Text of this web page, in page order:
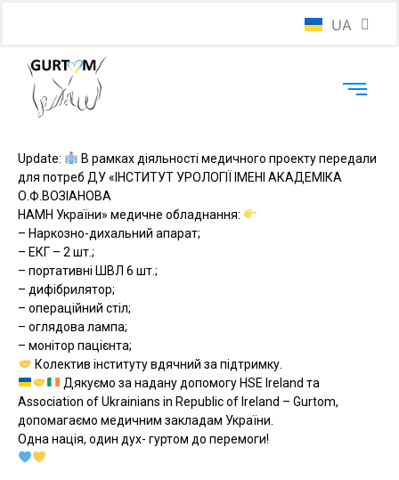
UA
EN
Update:
В рамках діяльності медичного проекту передали
для потреб ДУ «ІНСТИТУТ УРОЛОГІЇ ІМЕНІ АКАДЕМІКА
О.Ф.ВОЗІАНОВА
НАМН України» медичне обладнання:
– Наркозно-дихальний апарат;
– ЕКГ – 2 шт.;
– портативні ШВЛ 6 шт.;
– дифібрилятор;
– операційний стіл;
– оглядова лампа;
– монітор пацієнта;
Колектив інституту вдячний за підтримку.
Дякуємо за надану допомогу HSE Ireland та
Association of Ukrainians in Republic of Ireland – Gurtom,
допомагаємо медичним закладам України.
Одна нація, один дух- гуртом до перемоги!